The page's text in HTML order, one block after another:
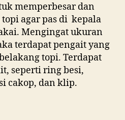
memperbesar dan
agar pas di kepala
Mengingat ukuran
terdapat pengait yang
topi. Terdapat
seperti ring besi,
cakop, dan klip.